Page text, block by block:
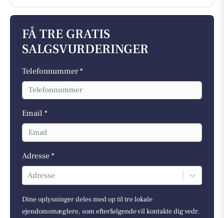
FÅ TRE GRATIS
SALGSVURDERINGER
Telefonnummer *
Email *
Adresse *
Adresse
Dine oplysninger deles med op til tre lokale
ejendomsmæglere, som efterfølgende vil kontakte dig vedr.